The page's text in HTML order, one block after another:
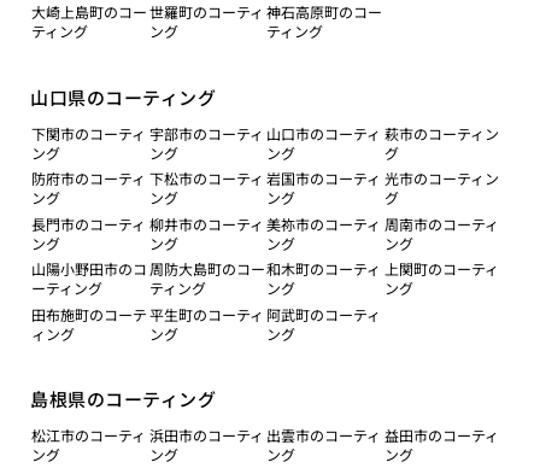
大崎上島町のコー
ティング
世羅町のコーティ
ング
神石高原町のコー
ティング
山口県のコーティング
下関市のコーティ
ング
宇部市のコーティ
ング
山口市のコーティ
ング
萩市のコーティン
グ
防府市のコーティ
ング
下松市のコーティ
ング
岩国市のコーティ
ング
光市のコーティン
グ
長門市のコーティ
ング
柳井市のコーティ
ング
美祢市のコーティ
ング
周南市のコーティ
ング
山陽小野田市のコ
ーティング
周防大島町のコー
ティング
和木町のコーティ
ング
上関町のコーティ
ング
田布施町のコーテ
ィング
平生町のコーティ
ング
阿武町のコーティ
ング
島根県のコーティング
松江市のコーティ
ング
浜田市のコーティ
ング
出雲市のコーティ
ング
益田市のコーティ
ング